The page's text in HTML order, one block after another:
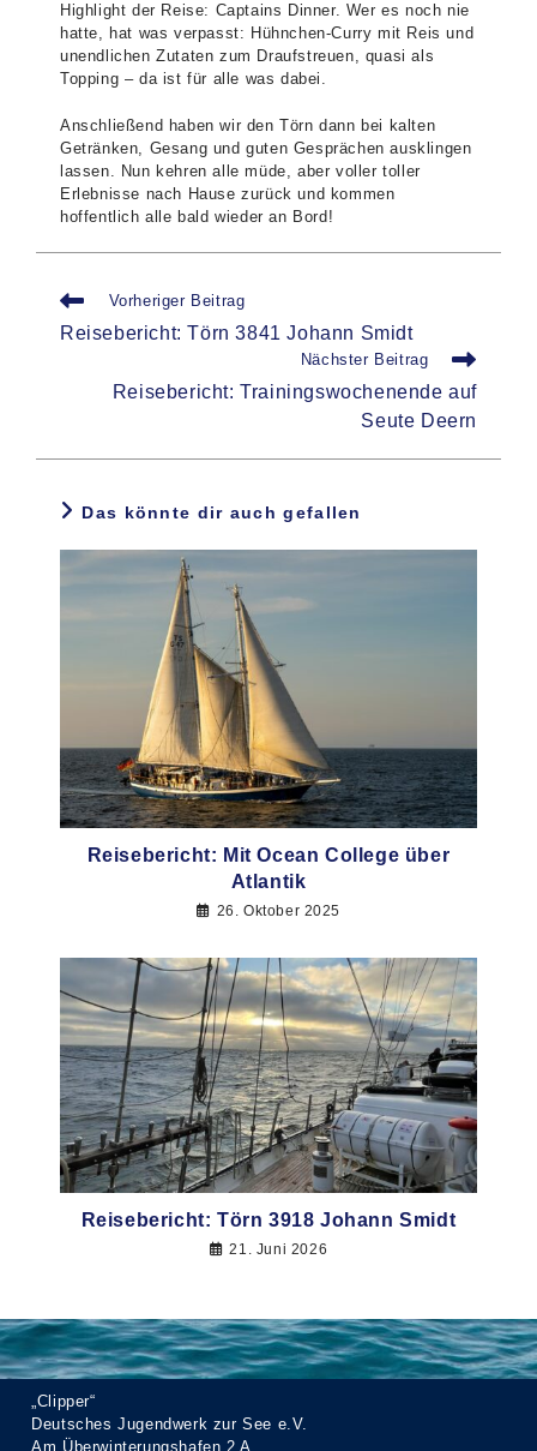
Highlight der Reise: Captains Dinner. Wer es noch nie
hatte, hat was verpasst: Hühnchen-Curry mit Reis und
unendlichen Zutaten zum Draufstreuen, quasi als
Topping – da ist für alle was dabei.
Anschließend haben wir den Törn dann bei kalten
Getränken, Gesang und guten Gesprächen ausklingen
lassen. Nun kehren alle müde, aber voller toller
Erlebnisse nach Hause zurück und kommen
hoffentlich alle bald wieder an Bord!
Weitere
Artikel
ansehen
Vorheriger Beitrag
Reisebericht: Törn 3841 Johann Smidt
Nächster Beitrag
Reisebericht: Trainingswochenende auf
Seute Deern
Das könnte dir auch gefallen
Reisebericht: Mit Ocean College über
Atlantik
26. Oktober 2025
Reisebericht: Törn 3918 Johann Smidt
21. Juni 2026
„Clipper“
Deutsches Jugendwerk zur See e.V.
Am Überwinterungshafen 2 A